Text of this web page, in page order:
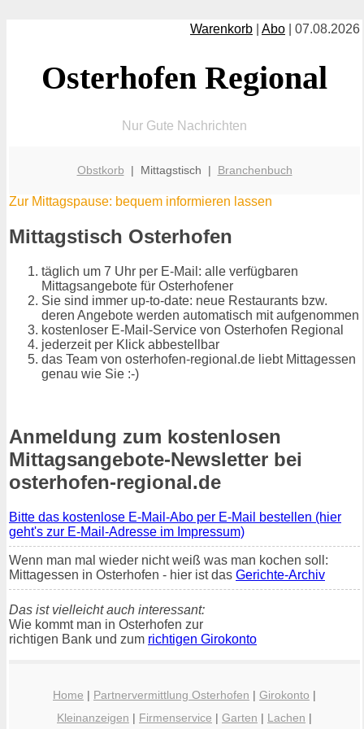
Warenkorb Abo | 07.08.2026
Osterhofen Regional
Nur Gute Nachrichten
Obstkorb | Mittagstisch | Branchenbuch
Zur Mittagspause: bequem informieren lassen
Mittagstisch Osterhofen
täglich um 7 Uhr per E-Mail: alle verfügbaren
Mittagsangebote für Osterhofener
Sie sind immer up-to-date: neue Restaurants bzw.
deren Angebote werden automatisch mit aufgenommen
kostenloser E-Mail-Service von Osterhofen Regional
jederzeit per Klick abbestellbar
das Team von osterhofen-regional.de liebt Mittagessen
genau wie Sie :-)
Anmeldung zum kostenlosen
Mittagsangebote-Newsletter bei
osterhofen-regional.de
Bitte das kostenlose E-Mail-Abo per E-Mail bestellen (hier
geht's zur E-Mail-Adresse im Impressum)
Wenn man mal wieder nicht weiß was man kochen soll:
Mittagessen in Osterhofen - hier ist das Gerichte-Archiv
Das ist vielleicht auch interessant:
Wie kommt man in Osterhofen zur
richtigen Bank und zum richtigen Girokonto
Home | Partnervermittlung Osterhofen | Girokonto |
Kleinanzeigen | Firmenservice | Garten | Lachen |